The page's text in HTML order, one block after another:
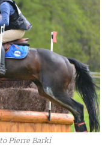
Pierre Barki